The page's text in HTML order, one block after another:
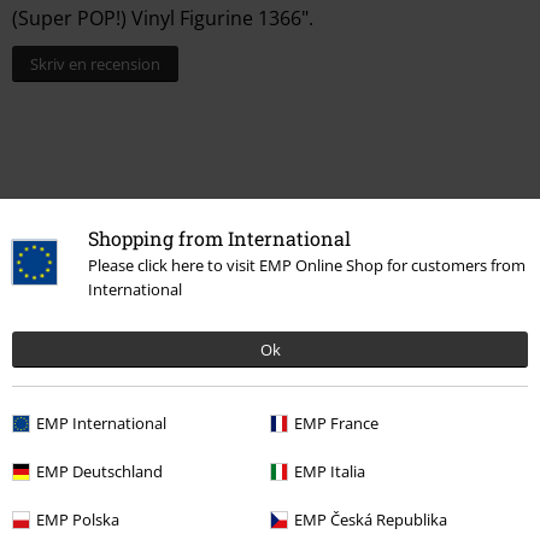
Shopping from International
Please click here to visit EMP Online Shop for customers from
International
Ok
EMP International EMP France
EMP Deutschland EMP Italia
EMP Polska EMP Česká Republika
(Super POP!) Vinyl Figurine 1366".
Skriv en recension
rabatt
Nyhetsbrev
nyhetsbrev!Mer